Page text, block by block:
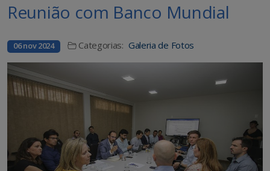
Reunião com Banco Mundial
06 nov 2024 Categorias: Galeria de Fotos